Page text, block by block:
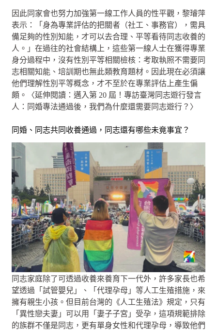
因此同家會也努力加強第一線工作人員的性平觀，黎璿萍
表示：「身為專業評估的把關者（社工、事務官），需具
備足夠的性別知能，才可以去合理、平等看待同志收養的
人。」在過往的社會結構上，這些第一線人士在獲得專業
身分過程中，沒有性別平等相關檢核：考取執照不需要同
志相關知能、培訓期也無此類教育題材。因此現在必須讓
他們理解性別平等概念，才不至於在專業評估上產生偏
頗。〈延伸閱讀：邁入第 20 屆！專訪臺灣同志遊行發言
人：同婚專法通過後，我們為什麼還需要同志遊行？〉
同婚、同志共同收養通過，同志還有哪些未竟事宜？
同志家庭除了可透過收養來養育下一代外，許多家長也希
望透過「試管嬰兒」、「代理孕母」等人工生殖措施，來
擁有親生小孩。但目前台灣的《人工生殖法》規定，只有
「異性戀夫妻」可以用「妻子子宮」受孕，這項規範排除
的族群不僅是同志，更有單身女性和代理孕母，導致他們